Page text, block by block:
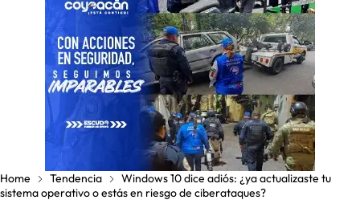
Home Tendencia
Windows 10 dice adiós: ¿ya actualizaste tu
sistema operativo o estás en riesgo de ciberataques?